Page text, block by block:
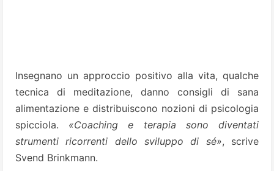
Insegnano un approccio positivo alla vita, qualche
tecnica di meditazione, danno consigli di sana
alimentazione e distribuiscono nozioni di psicologia
spicciola. «Coaching e terapia sono diventati
strumenti ricorrenti dello sviluppo di sé», scrive
Svend Brinkmann.